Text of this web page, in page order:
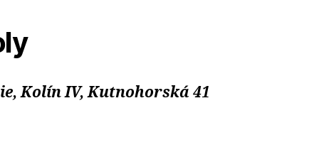
Kolín IV, Kutnohorská 41